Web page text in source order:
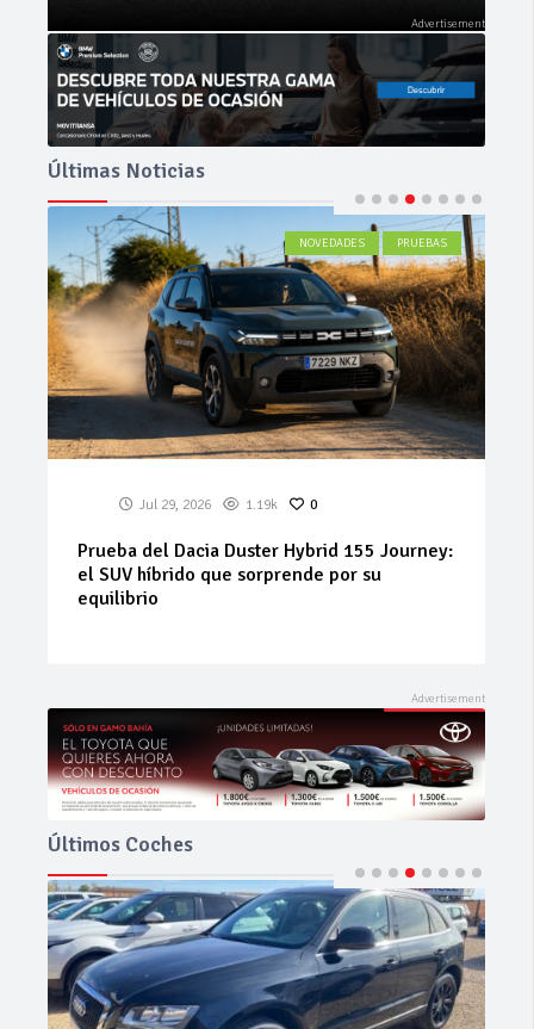
Últimas Noticias
ACTUALIDAD
Jul 27, 2026 576 0
Neumáticos de ocasión: la alternativa
inteligente para ahorrar sin renunciar a la
seguridad
Últimos Coches